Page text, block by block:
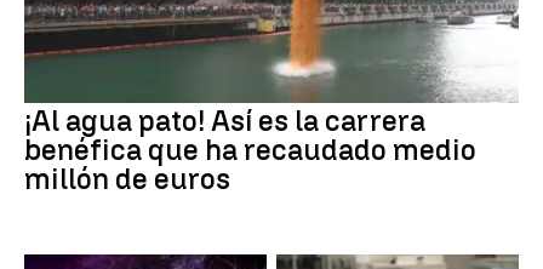
¡Al agua pato! Así es la carrera
benéfica que ha recaudado medio
millón de euros